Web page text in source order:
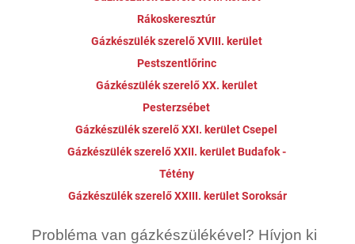
Rákoskeresztúr
Gázkészülék szerelő XVIII. kerület
Pestszentlőrinc
Gázkészülék szerelő XX. kerület
Pesterzsébet
Gázkészülék szerelő XXI. kerület Csepel
Gázkészülék szerelő XXII. kerület Budafok -
Tétény
Gázkészülék szerelő XXIII. kerület Soroksár
Probléma van gázkészülékével? Hívjon ki